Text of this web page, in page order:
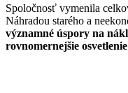
Spoločnosť vymenila
Náhradou starého a
významné úspory na
rovnomernejšie